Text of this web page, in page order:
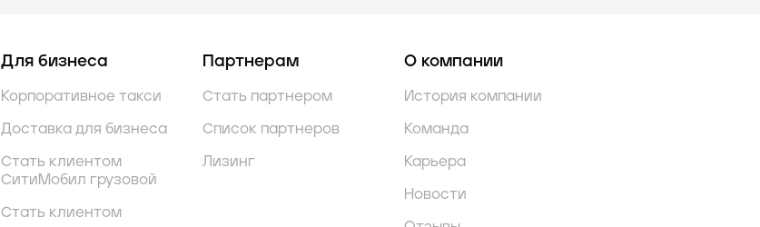
Для бизнеса
Корпоративное такси
Доставка для бизнеса
Стать клиентом
СитиМобил грузовой
Стать клиентом
Партнерам
Стать партнером
Список партнеров
Лизинг
О компании
История компании
Команда
Карьера
Новости